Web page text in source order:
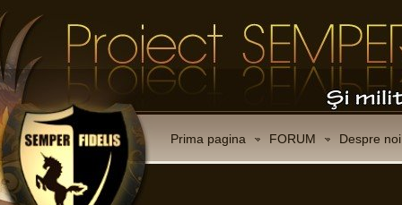
Prima pagina FORUM Despre noi